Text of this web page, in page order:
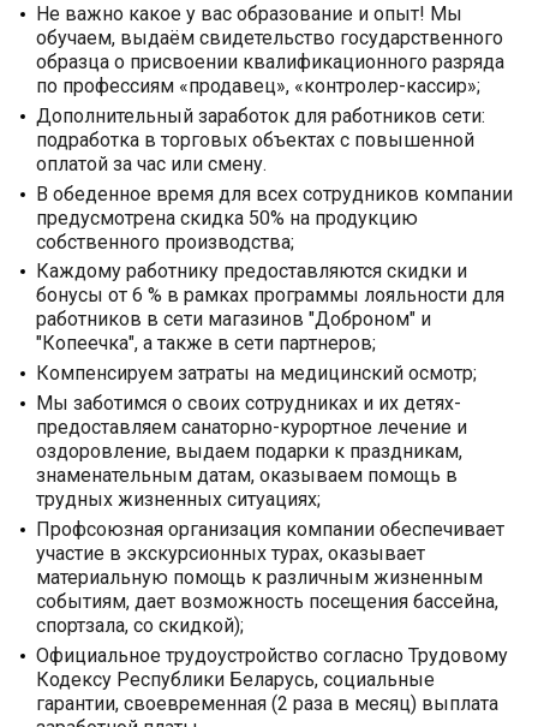
Не важно какое у вас образование и опыт! Мы
обучаем, выдаём свидетельство государственного
образца о присвоении квалификационного разряда
по профессиям «продавец», «контролер-кассир»;
Дополнительный заработок для работников сети:
подработка в торговых объектах с повышенной
оплатой за час или смену.
В обеденное время для всех сотрудников компании
предусмотрена скидка 50% на продукцию
собственного производства;
Каждому работнику предоставляются скидки и
бонусы от 6 % в рамках программы лояльности для
работников в сети магазинов "Доброном" и
"Копеечка", а также в сети партнеров;
Компенсируем затраты на медицинский осмотр;
Мы заботимся о своих сотрудниках и их детях-
предоставляем санаторно-курортное лечение и
оздоровление, выдаем подарки к праздникам,
знаменательным датам, оказываем помощь в
трудных жизненных ситуациях;
Профсоюзная организация компании обеспечивает
участие в экскурсионных турах, оказывает
материальную помощь к различным жизненным
событиям, дает возможность посещения бассейна,
спортзала, со скидкой);
Официальное трудоустройство согласно Трудовому
Кодексу Республики Беларусь, социальные
гарантии, своевременная (2 раза в месяц) выплата